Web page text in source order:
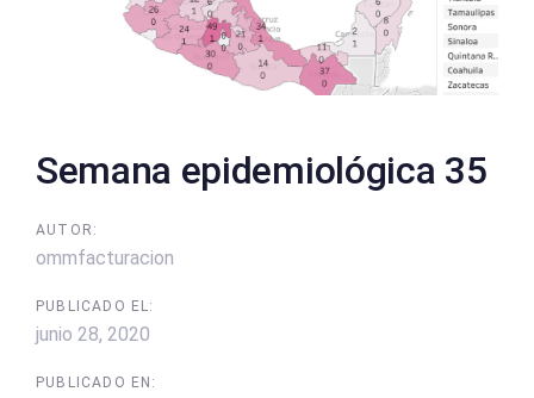
Semana epidemiológica 35
AUTOR:
ommfacturacion
PUBLICADO EL:
junio 28, 2020
PUBLICADO EN: